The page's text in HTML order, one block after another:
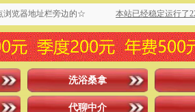
浏览器地址栏旁边的☆ 本站已经稳定运行了
洗浴桑拿
代聊中介